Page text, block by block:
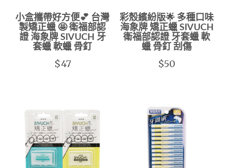
小盒攜帶好方便💕 台灣
製矯正蠟 🤩 衛福部認
證 海象牌 SIVUCH 牙
套蠟 軟蠟 骨釘
$47
彩殼繽紛版🌟 多種口味
海象牌 矯正蠟 SIVUCH
衛福部認證 牙套蠟 軟
蠟 骨釘 刮傷
$50